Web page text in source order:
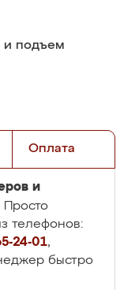
и подъем
Оплата
и
телефонов:
24-01,
быстро